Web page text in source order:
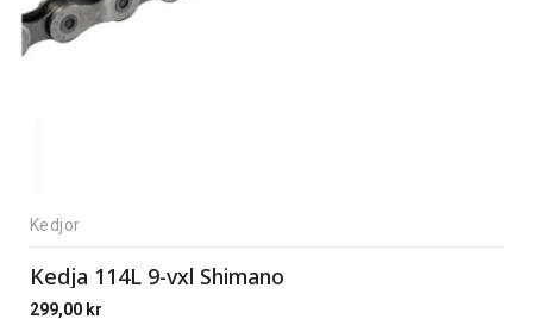
Kedjor
Kedja 114L 9-vxl Shimano
299,00 kr